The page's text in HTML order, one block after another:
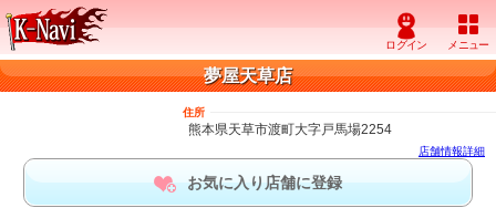
夢屋天草店
住所
熊本県天草市渡町大字戸馬場2254
店舗情報詳細
お気に入り店舗に登録